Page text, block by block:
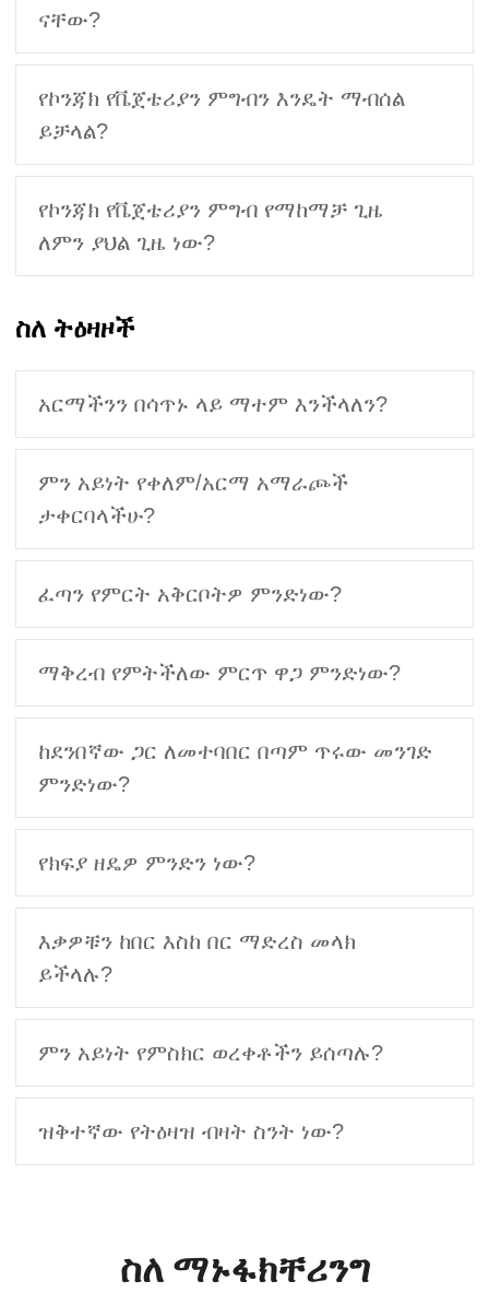
ናቸው?
የኮንጃክ የቬጀቴሪያን ምግብን እንዴት ማብሰል
ይቻላል?
የኮንጃክ የቬጀቴሪያን ምግብ የማከማቻ ጊዜ
ለምን ያህል ጊዜ ነው?
ስለ ትዕዛዞች
አርማችንን በሳጥኑ ላይ ማተም እንችላለን?
ምን አይነት የቀለም/አርማ አማራጮች
ታቀርባላችሁ?
ፈጣን የምርት አቅርቦትዎ ምንድነው?
ማቅረብ የምትችለው ምርጥ ዋጋ ምንድነው?
ከደንበኛው ጋር ለመተባበር በጣም ጥሩው መንገድ
ምንድነው?
የክፍያ ዘዴዎ ምንድን ነው?
እቃዎቹን ከበር እስከ በር ማድረስ መላክ
ይችላሉ?
ምን አይነት የምስክር ወረቀቶችን ይሰጣሉ?
ዝቅተኛው የትዕዛዝ ብዛት ስንት ነው?
ስለ ማኑፋክቸሪንግ